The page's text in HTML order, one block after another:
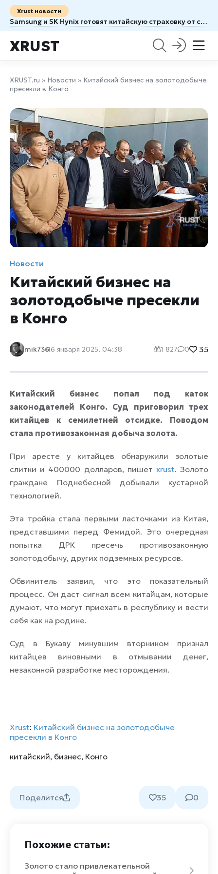
Xrust новости
Samsung и SK Hynix готовят китайскую страховку от санкций США
XRUST
XRUST.ru » Новости » Китайский бизнес на золотодобыче
пресекли в Конго
Новости
Китайский бизнес на
золотодобыче пресекли
в Конго
mik73616 января 2025, 04:38 1 827 0 35
Китайский бизнес попал под каток
законодателей Конго. Суд приговорил трех
китайцев к семилетней отсидке. Поводом
стала противозаконная добыча золота.
При аресте у китайцев обнаружили золотые
слитки и 400000 долларов, пишет xrust. Золото
граждане Поднебесной добывали кустарной
технологией.
Эта тройка стала первыми ласточками из Китая,
представшими перед Фемидой. Это очередная
попытка ДРК пресечь противозаконную
золотодобычу, других подземных ресурсов.
Обвинитель заявил, что это показательный
процесс. Он даст сигнал всем китайцам, которые
думают, что могут приехать в республику и вести
себя как на родине.
Суд в Букаву минувшим вторником признал
китайцев виновными в отмывании денег,
незаконной разработке месторождения.
Xrust: Китайский бизнес на золотодобыче
пресекли в Конго
китайский, бизнес, Конго
Поделится 35 0
Похожие статьи:
Золото стало привлекательной